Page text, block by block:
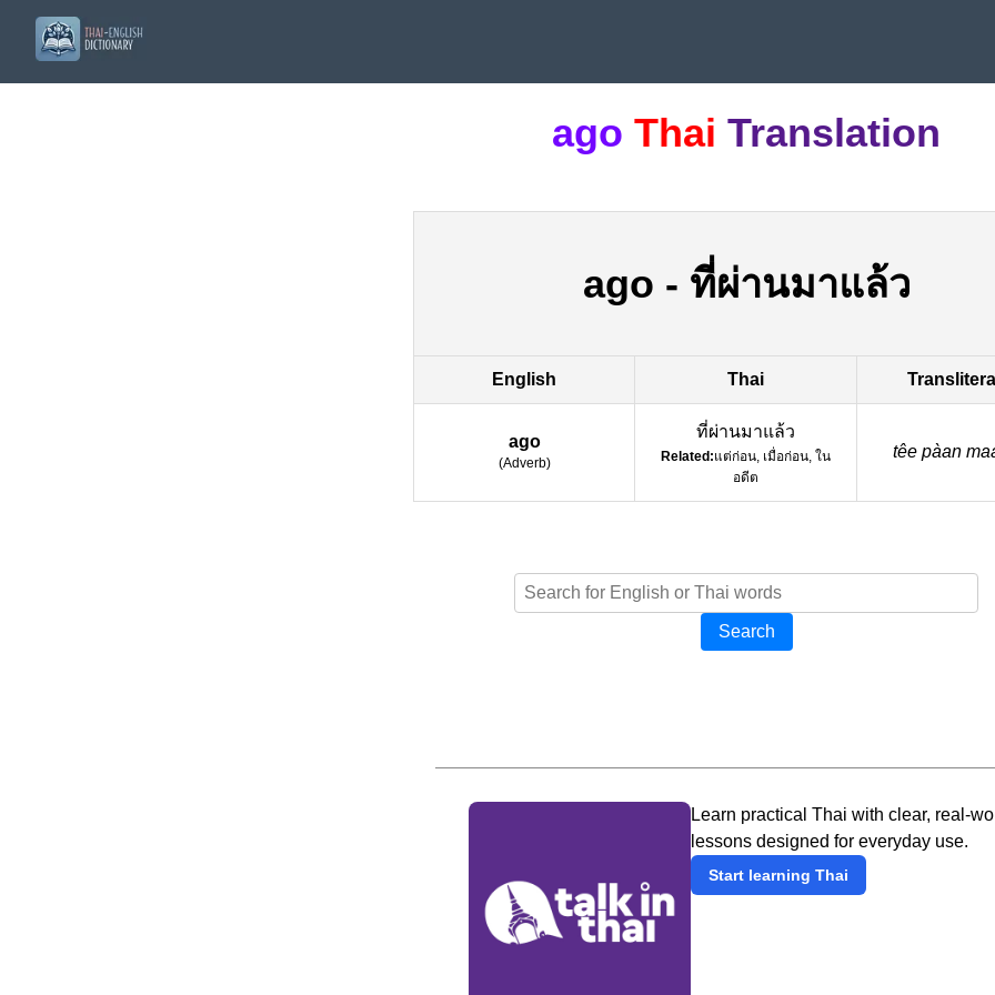
ago Thai Translation
ago - ที่ผ่านมาแล้ว
English Thai
ago
(Adverb)
ที่ผ่านมาแล้ว
Related:แต่ก่อน, เมื่อก่อน, ใน
อดีต
têe pàan
Search
Learn practical Thai with clear, real-
lessons designed for everyday use.
Start learning Thai